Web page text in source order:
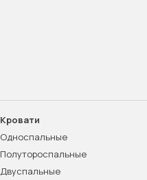
Кровати
Односпальные
Полутороспальные
Двуспальные